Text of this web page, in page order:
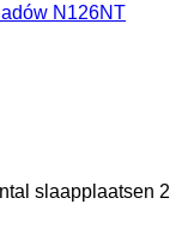
N126NT
slaapplaatsen 2